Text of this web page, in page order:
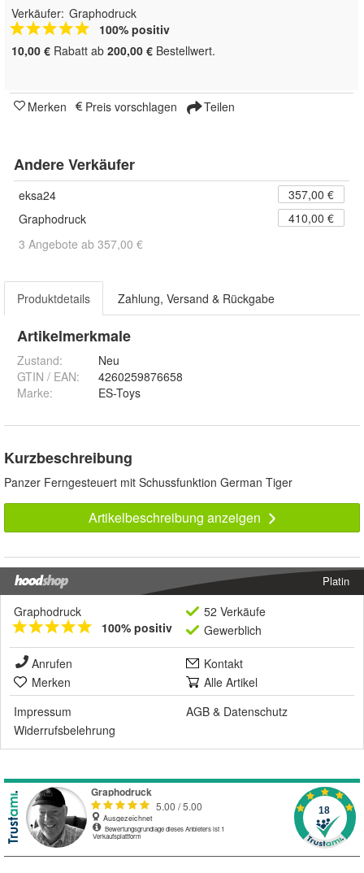
Verkäufer: Graphodruck
100% positiv
10,00 € Rabatt ab 200,00 € Bestellwert.
Merken Preis vorschlagen Teilen
Andere Verkäufer
eksa24
357,00 €
Graphodruck
410,00 €
3 Angebote ab 357,00 €
Produktdetails Zahlung, Versand & Rückgabe
Artikelmerkmale
Zustand:
Neu
GTIN / EAN:
4260259876658
Marke:
ES-Toys
Kurzbeschreibung
Panzer Ferngesteuert mit Schussfunktion German Tiger
Artikelbeschreibung anzeigen
Platin
Graphodruck
100% positiv
52 Verkäufe
Gewerblich
Anrufen
Kontakt
Merken
Alle Artikel
Impressum
AGB & Datenschutz
Widerrufsbelehrung